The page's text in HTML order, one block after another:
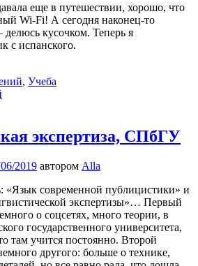
еще в путешествии, хорошо, что
Wi-Fi! А сегодня наконец-то
кусочком. Теперь я
с испанского.
, Учеба
экспертиза, СПбГУ
06/2019 автором Alla
«Язык современной публицистики» и
экспертизы»… Первый
о соцсетях, много теории, в
государственного университета,
там учится постоянно. Второй
другого: больше о технике,